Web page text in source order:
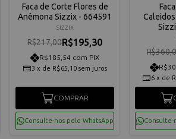
Faca de Corte Flores de
Anêmona Sizzix - 664591
SIZZIX
R$217,00R$195,30
R$185,54 com PIX
3 x de R$65,10 sem juros
COMPRAR
Consulte-nos pelo WhatsApp
6 x de
Consulte-